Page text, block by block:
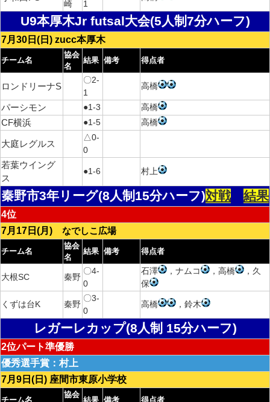
崎
1
U9本厚木Jr futsal大会(5人制7分ハーフ)
7月30日(日) zucc本厚木
チーム名
協会
名
結果 備考 得点者
ロンドリーナS
〇2-
1
高橋
パーシモン ●1-3
高橋
CF横浜 ●1-5 高橋
大庭レグルス
△0-
0
若葉ウイング
ス
●1-6 村上
秦野市3年リーグ(8人制15分ハーフ)対戦 結果
4位
7月17日(月) なでしこ広場
チーム名
協会
名
結果 備考 得点者
大根SC 秦野
〇4-
0
石澤 ，ナムコ ，高橋
，久
保
くずは台K 秦野
〇3-
0
高橋 ，鈴木
レガーレカップ(8人制 15分ハーフ)
2位パート準優勝
優秀選手賞：村上
7月9日(日) 座間市東原小学校
チーム名
協会
結果 備考 得点者